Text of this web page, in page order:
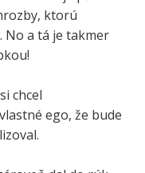
ktorú
No a tá je takmer
chcel
ego, že bude